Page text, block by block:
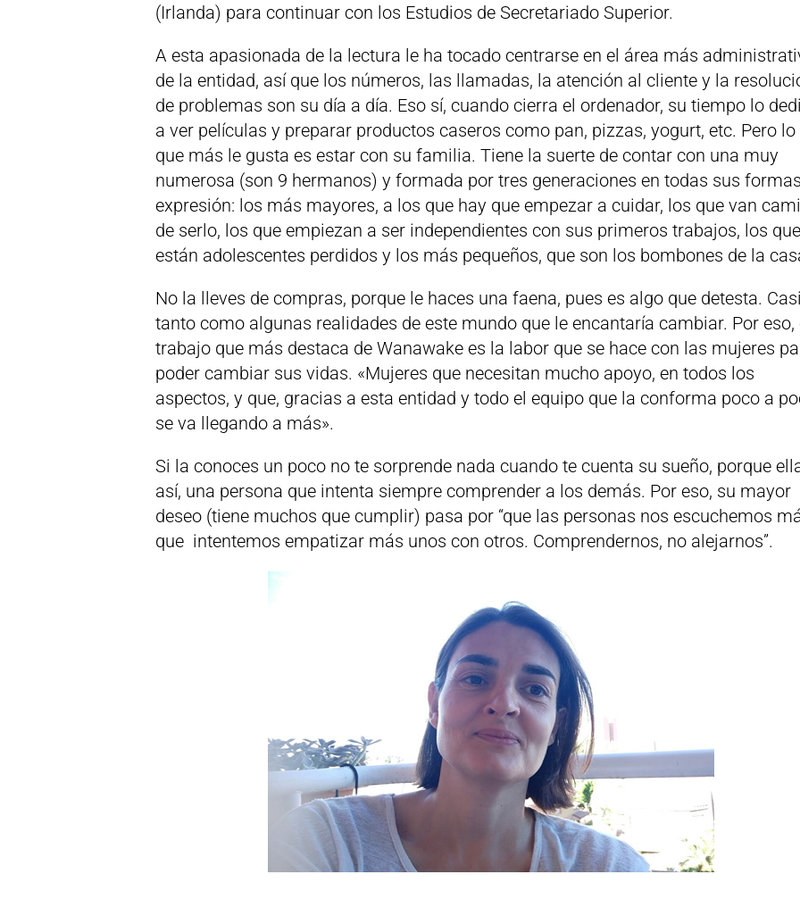
(Irlanda) para continuar con los Estudios de Secretariado Superior.
A esta apasionada de la lectura le ha tocado centrarse en el área más
de la entidad, así que los números, las llamadas, la atención al cliente y la
de problemas son su día a día. Eso sí, cuando cierra el ordenador, su tiempo lo
a ver películas y preparar productos caseros como pan, pizzas, yogurt, etc. Pero lo
que más le gusta es estar con su familia. Tiene la suerte de contar con una muy
numerosa (son 9 hermanos) y formada por tres generaciones en todas sus
expresión: los más mayores, a los que hay que empezar a cuidar, los que van
de serlo, los que empiezan a ser independientes con sus primeros trabajos, los que
están adolescentes perdidos y los más pequeños, que son los bombones de la
No la lleves de compras, porque le haces una faena, pues es algo que detesta. Casi
tanto como algunas realidades de este mundo que le encantaría cambiar. Por eso,
trabajo que más destaca de Wanawake es la labor que se hace con las mujeres
poder cambiar sus vidas. «Mujeres que necesitan mucho apoyo, en todos los
aspectos, y que, gracias a esta entidad y todo el equipo que la conforma poco a
se va llegando a más».
Si la conoces un poco no te sorprende nada cuando te cuenta su sueño, porque
así, una persona que intenta siempre comprender a los demás. Por eso, su mayor
deseo (tiene muchos que cumplir) pasa por “que las personas nos escuchemos
que intentemos empatizar más unos con otros. Comprendernos, no alejarnos”.